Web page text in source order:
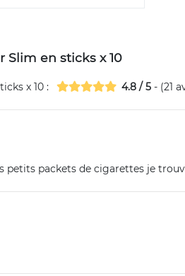
Slim en sticks x 10
x 10 : 4.8 /5 - (21
packets de cigarettes je